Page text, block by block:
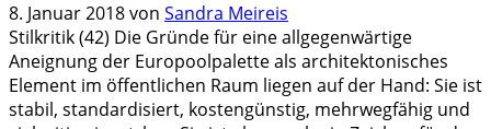
8. Januar 2018von Sandra Meireis
Stilkritik (42) Die Gründe für eine allgegenwärtige
Aneignung der Europoolpalette als architektonisches
Element im öffentlichen Raum liegen auf der Hand: Sie ist
stabil, standardisiert, kostengünstig, mehrwegfähig und